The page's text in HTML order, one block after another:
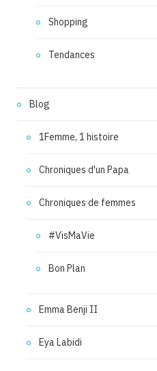
Shopping
Tendances
Blog
1Femme, 1 histoire
Chroniques d'un Papa
Chroniques de femmes
#VisMaVie
Bon Plan
Emma Benji II
Eya Labidi